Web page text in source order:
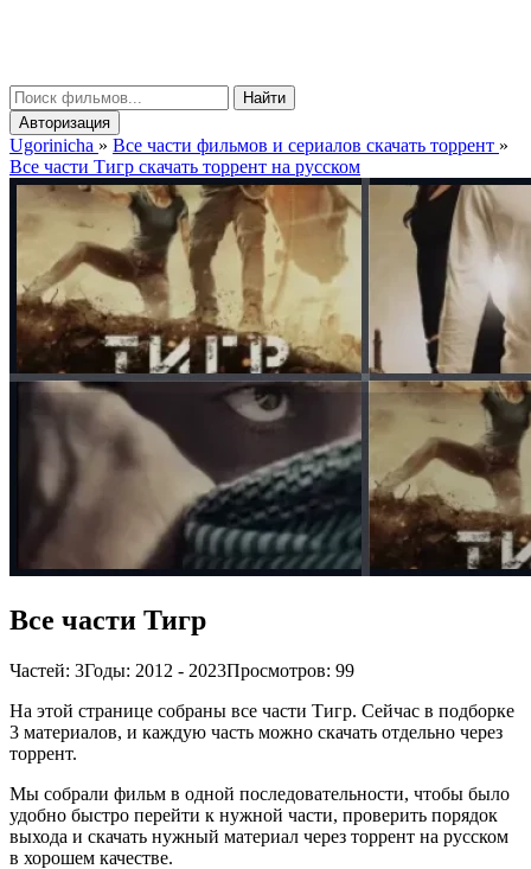
Найти
Авторизация
Ugorinicha » Все части фильмов и сериалов скачать торрент »
Все части Тигр скачать торрент на русском
Все части Тигр
Частей: 3Годы: 2012 - 2023Просмотров: 99
На этой странице собраны все части Тигр. Сейчас в подборке
3 материалов, и каждую часть можно скачать отдельно через
торрент.
Мы собрали фильм в одной последовательности, чтобы было
удобно быстро перейти к нужной части, проверить порядок
выхода и скачать нужный материал через торрент на русском
в хорошем качестве.